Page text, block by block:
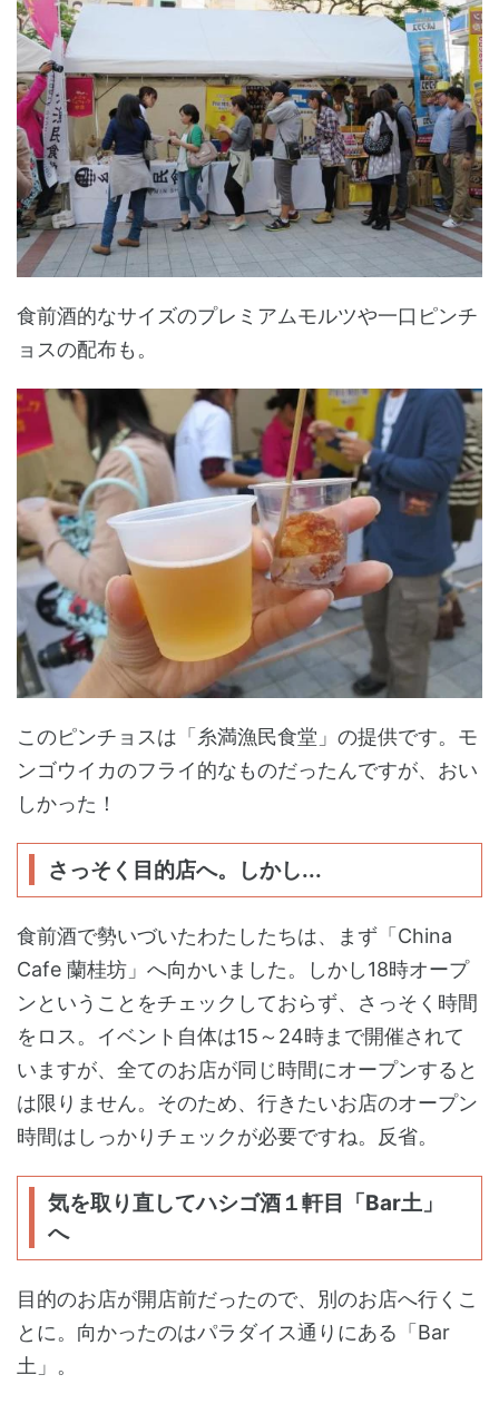
食前酒的なサイズのプレミアムモルツや一口ピンチ
ョスの配布も。
このピンチョスは「糸満漁民食堂」の提供です。モ
ンゴウイカのフライ的なものだったんですが、おい
しかった！
さっそく目的店へ。しかし...
食前酒で勢いづいたわたしたちは、まず「China
Cafe 蘭桂坊」へ向かいました。しかし18時オープ
ンということをチェックしておらず、さっそく時間
をロス。イベント自体は15～24時まで開催されて
いますが、全てのお店が同じ時間にオープンすると
は限りません。そのため、行きたいお店のオープン
時間はしっかりチェックが必要ですね。反省。
気を取り直してハシゴ酒１軒目「Bar土」
へ
目的のお店が開店前だったので、別のお店へ行くこ
とに。向かったのはパラダイス通りにある「Bar
土」。